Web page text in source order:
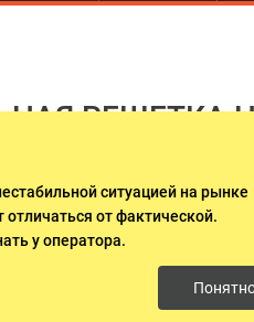
ДВЕРИ ИЗ МАССИВА ДЕРЕВА
ДВЕРИ С ОСТЕКЛЕНИЕМ
СЕРТИФИКАТЫРЕШЕТКА
200 руб./
за покупку до: 6500 руб.
ситуацией на рынке
от фактической.
у оператора.